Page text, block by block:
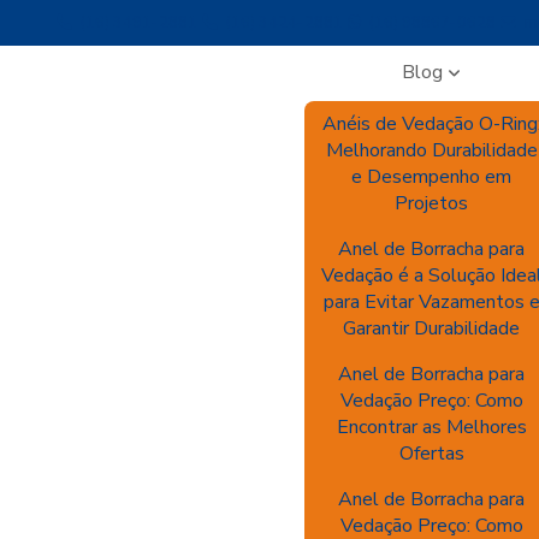
Blog
Anéis de Vedação O-Ring:
Melhorando Durabilidade
e Desempenho em
Projetos
Anel de Borracha para
Vedação é a Solução
para Evitar Vazamentos e
Garantir Durabilidade
Anel de Borracha para
Vedação Preço: Como
Encontrar as Melhores
Ofertas
Anel de Borracha para
Vedação Preço: Como